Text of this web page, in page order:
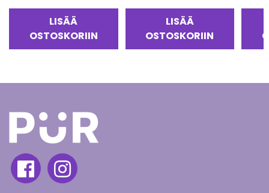
LISÄÄ
OSTOSKORIIN
LISÄÄ
OSTOSKORIIN